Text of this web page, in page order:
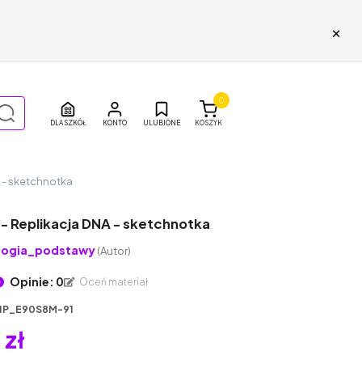
×
DLA SZKÓŁ ULUBIONE KOSZYK
0
- sketchnotka
- Replikacja DNA - sketchnotka
(Autor)
Opinie: 0 Oceń materiał
91